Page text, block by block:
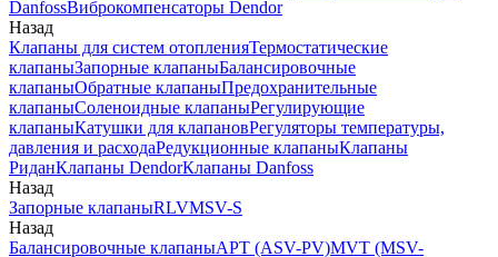
DanfossВиброкомпенсаторы Dendor
Назад
Клапаны для систем отопленияТермостатические
клапаныЗапорные клапаныБалансировочные
клапаныОбратные клапаныПредохранительные
клапаныСоленоидные клапаныРегулирующие
клапаныКатушки для клапановРегуляторы температуры,
давления и расходаРедукционные клапаныКлапаны
РиданКлапаны DendorКлапаны Danfoss
Назад
Запорные клапаныRLVMSV-S
Назад
Балансировочные клапаныAPT (ASV-PV)MVT (MSV-